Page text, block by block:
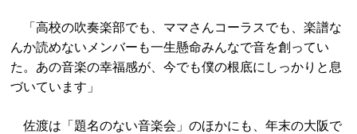
「高校の吹奏楽部でも、ママさんコーラスでも、楽譜な
んか読めないメンバーも一生懸命みんなで音を創ってい
た。あの音楽の幸福感が、今でも僕の根底にしっかりと息
づいています」
佐渡は「題名のない音楽会」のほかにも、年末の大阪で